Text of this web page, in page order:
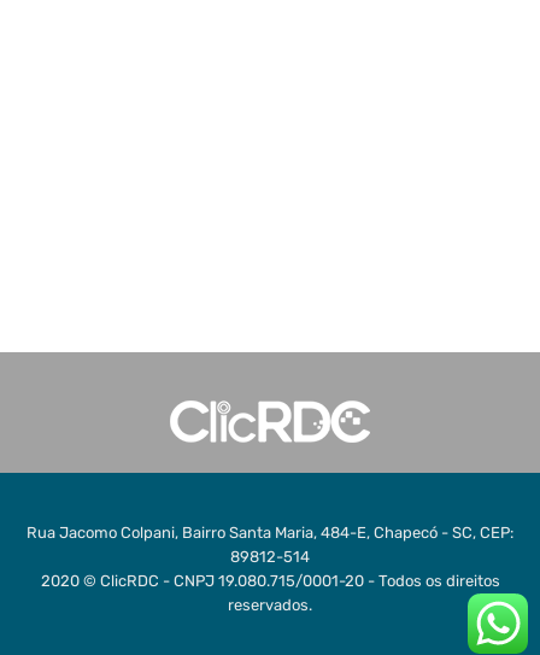
Rua Jacomo Colpani, Bairro Santa Maria, 484-E, Chapecó - SC, CEP:
89812-514
2020 © ClicRDC - CNPJ 19.080.715/0001-20 - Todos os direitos
reservados.